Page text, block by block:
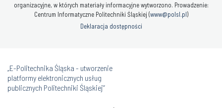
organizacyjne, w których materiały informacyjne wytworzono. Prowadzenie:
Centrum Informatyczne Politechniki Śląskiej (www@polsl.pl)
Deklaracja dostępności
„E-Politechnika Śląska - utworzenie
platformy elektronicznych usług
publicznych Politechniki Śląskiej”